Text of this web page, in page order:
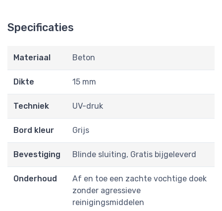
Specificaties
Materiaal Beton
Dikte 15 mm
Techniek UV-druk
Bord kleur Grijs
Bevestiging Blinde sluiting, Gratis bijgeleverd
Onderhoud
Af en toe een zachte vochtige doek
zonder agressieve
reinigingsmiddelen